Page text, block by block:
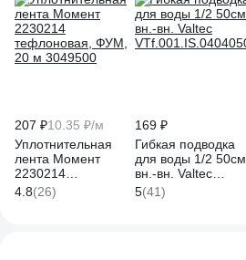
207 ₽10.35 ₽/м
Уплотнительная
лента Момент
2230214
тефлоновая, ФУМ,
20 м 3049500
4.8(26)
169 ₽
Гибкая подводка
для воды 1/2 50см
вн.-вн. Valtec
VTf.001.IS.0404050
5(41)